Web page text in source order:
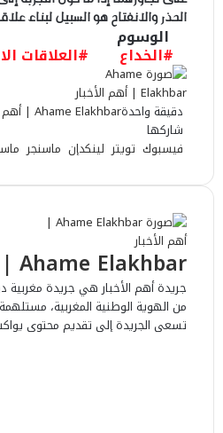
الحذر والانفتاح هو السبيل لبناء
الوسوم
#الخداع #العلاقات
Ahame Elakhbar | أهم الأخباردقيقة واحدة
شاركها
فيسبوك تويتر لينكدإن ماسنجر
Ahame Elakhbar | أهم الأخبار
جريدة أهم الأخبار هي جريدة مغربية
من الهوية الوطنية المغربية،
تسعى الجريدة إلى تقديم محتوى يواكب